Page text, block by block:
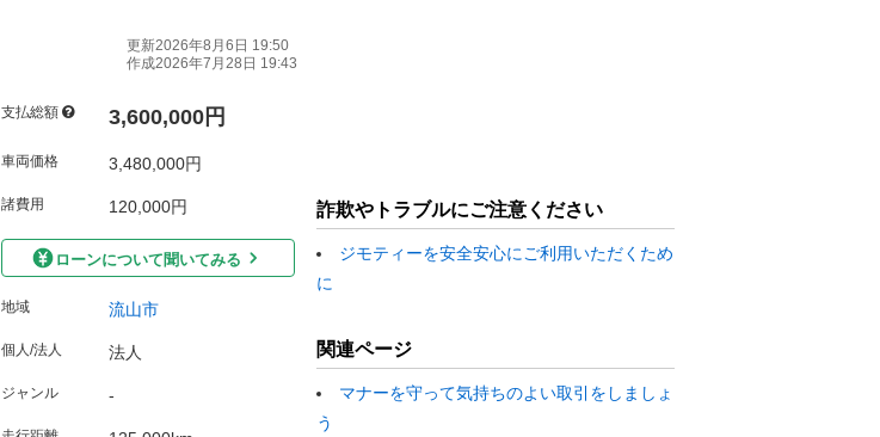
更新2026年8月6日 19:50
作成2026年7月28日 19:43
支払総額 3,600,000円
車両価格 3,480,000円
諸費用 120,000円
ローンについて聞いてみる
地域 流山市
個人/法人 法人
ジャンル -
詐欺やトラブルにご注意ください
ジモティーを安全安心にご利用いただくため
に
関連ページ
マナーを守って気持ちのよい取引をしましょ
う